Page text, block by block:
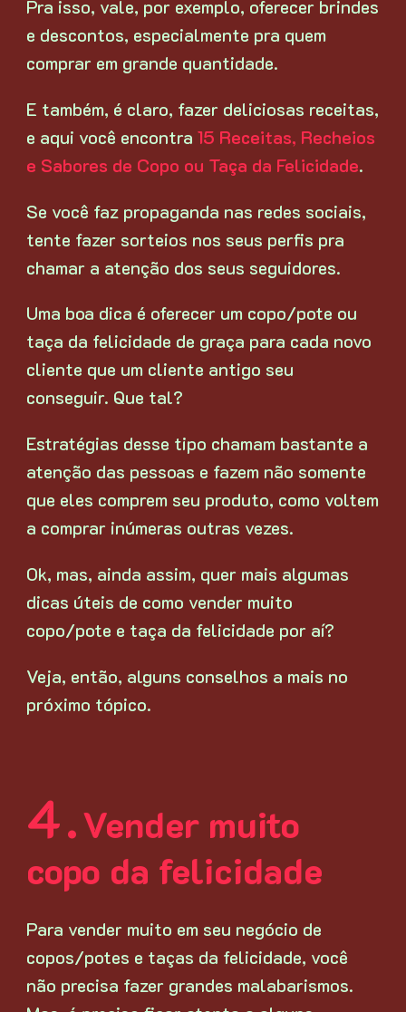
Pra isso, vale, por exemplo, oferecer brindes
e descontos, especialmente pra quem
comprar em grande quantidade.
E também, é claro, fazer deliciosas receitas,
e aqui você encontra 15 Receitas, Recheios
e Sabores de Copo ou Taça da Felicidade.
Se você faz propaganda nas redes sociais,
tente fazer sorteios nos seus perfis pra
chamar a atenção dos seus seguidores.
Uma boa dica é oferecer um copo/pote ou
taça da felicidade de graça para cada novo
cliente que um cliente antigo seu
conseguir. Que tal?
Estratégias desse tipo chamam bastante a
atenção das pessoas e fazem não somente
que eles comprem seu produto, como voltem
a comprar inúmeras outras vezes.
Ok, mas, ainda assim, quer mais algumas
dicas úteis de como vender muito
copo/pote e taça da felicidade por aí?
Veja, então, alguns conselhos a mais no
próximo tópico.
Vender muito
copo da felicidade
Para vender muito em seu negócio de
copos/potes e taças da felicidade, você
não precisa fazer grandes malabarismos.